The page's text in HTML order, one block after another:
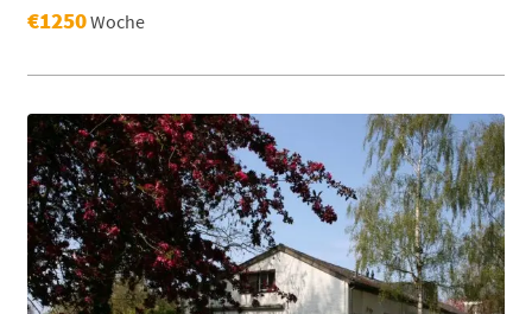
€1250Woche